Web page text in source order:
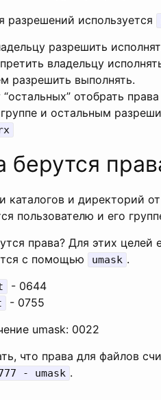
разрешений используется
разрешить
владельцу
разрешить выполнять.
“остальных” отобрать
и остальным
берутся
каталогов и директорий
пользователю и его
права? Для этих целей
с помощью
umask .
- 0644
- 0755
umask: 0022
что права для файлов
- umask .